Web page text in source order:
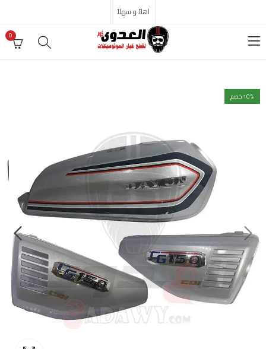
اهلاً و سهلاً
0
10% خصم